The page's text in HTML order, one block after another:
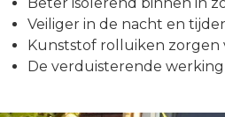
Veiliger in de nacht en
Kunststof rolluiken zorgen
De verduisterende